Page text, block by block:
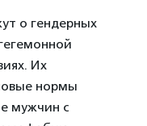
о гендерных
Их
нормы
мужчин с